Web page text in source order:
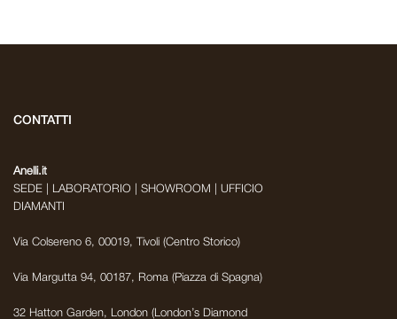
CONTATTI
Anelli.it
SEDE | LABORATORIO | SHOWROOM | UFFICIO
DIAMANTI
Via Colsereno 6, 00019, Tivoli (Centro Storico)
Via Margutta 94, 00187, Roma (Piazza di Spagna)
32 Hatton Garden, London (London’s Diamond